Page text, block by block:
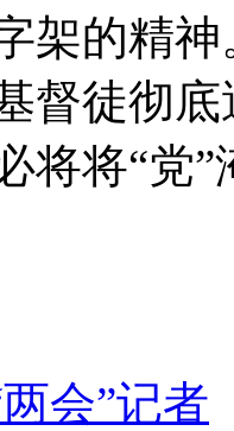
架的精
督徒彻
将将“党”
会”记者